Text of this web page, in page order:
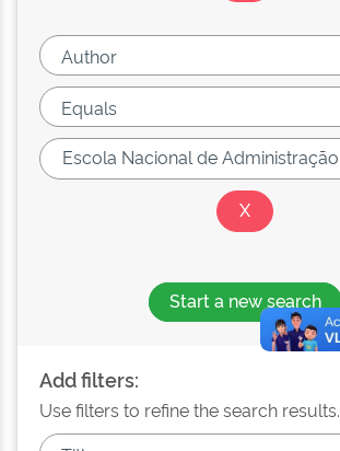
Start a new search
Add filters:
Use filters to refine the search results.